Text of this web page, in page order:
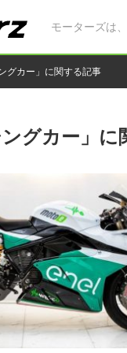
モーターズは
グカー」に関する記事
ングカー」